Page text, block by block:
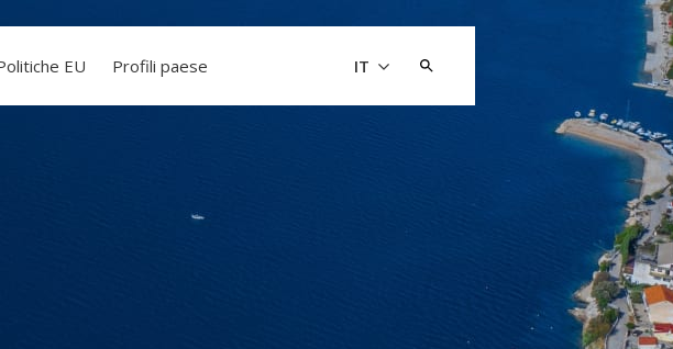
IT
EU Profili paese